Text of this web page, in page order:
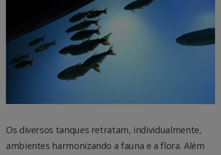
Os diversos tanques retratam, individualmente,
ambientes harmonizando a fauna e a flora. Além